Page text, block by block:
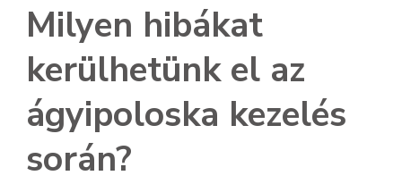
Milyen hibákat
kerülhetünk el az
ágyipoloska kezelés
során?